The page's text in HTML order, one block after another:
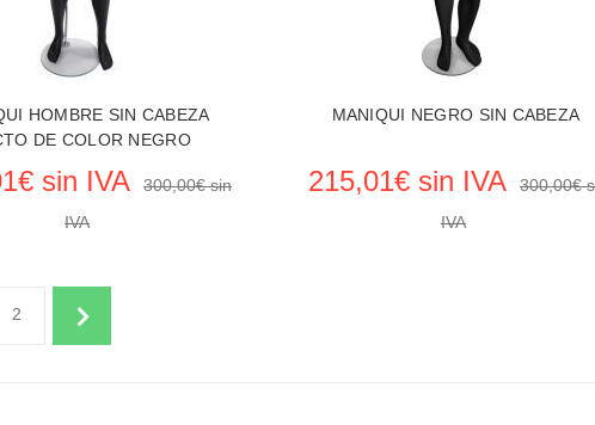
HOMBRE SIN CABEZA
DE COLOR NEGRO
sin IVA
300,00€ sin
IVA
MANIQUI NEGRO SIN CABEZA
215,01€ sin IVA
300,00€
IVA
2